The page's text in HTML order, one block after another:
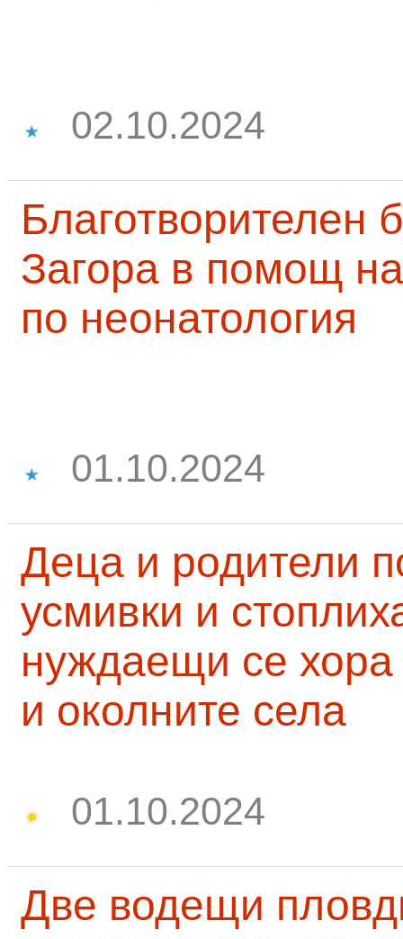
02.10.2024
Благотворителен
Загора в помощ
по неонатология
01.10.2024
Деца и родители
усмивки и
нуждаещи се
и околните села
01.10.2024
Две водещи